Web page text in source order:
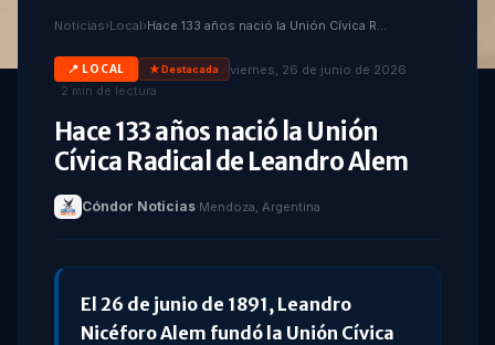
Noticias›Local› Hace 133 años nació la Unión Cívica Radical de Leandro Alem
📍 LOCAL ★ Destacada
viernes, 26 de junio de 2026
· 2 min de lectura
Hace 133 años nació la Unión
Cívica Radical de Leandro Alem
Cóndor Noticias·Mendoza, Argentina
El 26 de junio de 1891, Leandro
Nicéforo Alem fundó la Unión Cívica